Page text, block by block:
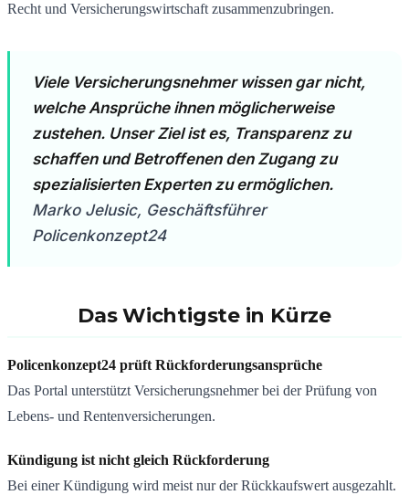
Recht und Versicherungswirtschaft zusammenzubringen.
Viele Versicherungsnehmer wissen gar nicht,
welche Ansprüche ihnen möglicherweise
zustehen. Unser Ziel ist es, Transparenz zu
schaffen und Betroffenen den Zugang zu
spezialisierten Experten zu ermöglichen.
Marko Jelusic, Geschäftsführer
Policenkonzept24
Das Wichtigste in Kürze
Policenkonzept24 prüft Rückforderungsansprüche
Das Portal unterstützt Versicherungsnehmer bei der Prüfung von
Lebens- und Rentenversicherungen.
Kündigung ist nicht gleich Rückforderung
Bei einer Kündigung wird meist nur der Rückkaufswert ausgezahlt.